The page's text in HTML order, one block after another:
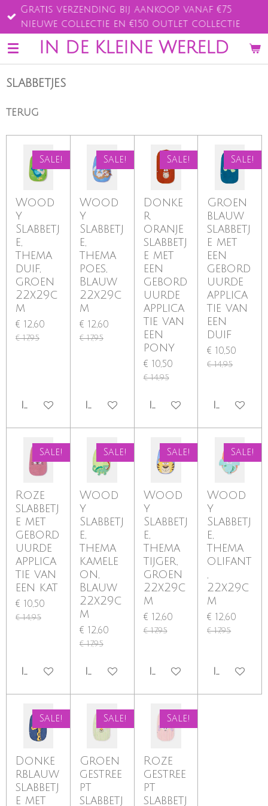
Ga
direct
naar
de
IN DE KLEINE WERELD
Gratis verzending bij aankoop vanaf €75
nieuwe collectie en €150 outlet collectie
SLABBETJES
TERUG
Sale!
Wood
y
Slabbetj
e,
thema
duif,
groen
22x29c
m
€ 12,60
€ 17,95
IN WINKELWAGEN
Sale!
Wood
y
Slabbetj
e,
thema
poes,
Blauw
22x29c
m
€ 12,60
€ 17,95
IN WINKELWAGEN
Sale!
Donke
r
oranje
slabbetj
e met
een
gebord
uurde
applica
tie van
een
pony
€ 10,50
€ 14,95
IN WINKELWAGEN
Sale!
Groen
blauw
slabbetj
e met
een
gebord
uurde
applica
tie van
een
duif
€ 10,50
€ 14,95
IN
Sale!
Roze
slabbetj
e met
gebord
uurde
applica
tie van
een kat
€ 10,50
€ 14,95
IN WINKELWAGEN
Sale!
Wood
y
Slabbetj
e,
thema
kamele
on,
Blauw
22x29c
m
€ 12,60
€ 17,95
IN WINKELWAGEN
Sale!
Wood
y
Slabbetj
e,
thema
tijger,
groen
22x29c
m
€ 12,60
€ 17,95
IN WINKELWAGEN
Sale!
Wood
y
Slabbetj
e,
thema
olifant
22x29c
m
€ 12,60
€ 17,95
IN
Sale!
Donke
rblauw
slabbetj
e met
Sale!
Groen
gestree
pt
slabbetj
Sale!
Roze
gestree
pt
slabbetj